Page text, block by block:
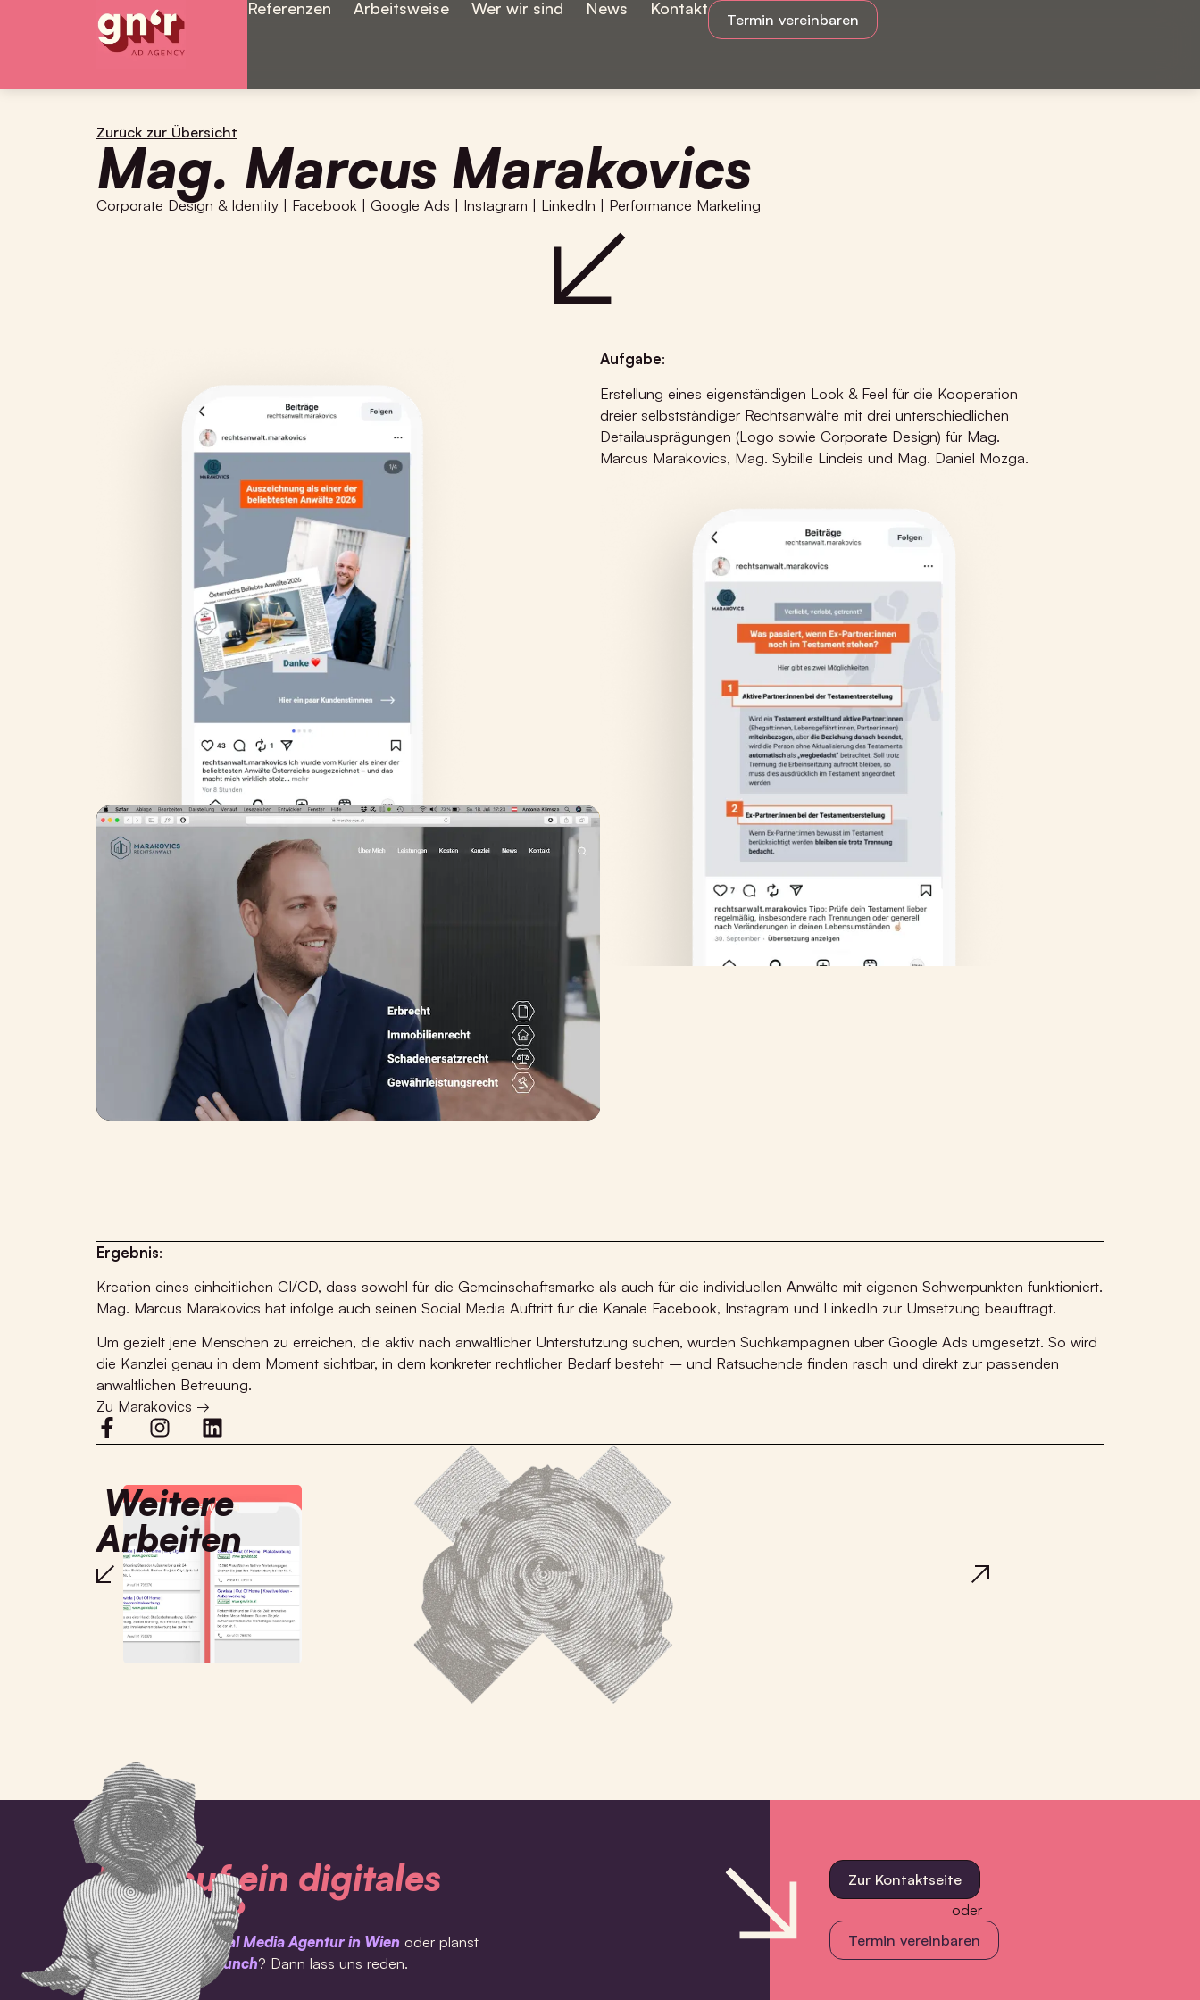
Referenzen Arbeitsweise Wer wir sind News Kontakt
Termin vereinbaren
Zurück zur Übersicht
Mag. Marcus Marakovics
Corporate Design & Identity| Facebook| Google Ads | Instagram | LinkedIn | Performance Marketing
Aufgabe:
Erstellung eines eigenständigen Look & Feel für die Kooperation
dreier selbstständiger Rechtsanwälte mit drei unterschiedlichen
Detailausprägungen (Logo sowie Corporate Design) für Mag.
Marcus Marakovics, Mag. Sybille Lindeis und Mag. Daniel Mozga.
Ergebnis:
Kreation eines einheitlichen CI/CD, dass sowohl für die Gemeinschaftsmarke als auch für die individuellen Anwälte mit eigenen Schwerpunkten funktioniert.
Mag. Marcus Marakovics hat infolge auch seinen Social Media Auftritt für die Kanäle Facebook, Instagram und LinkedIn zur Umsetzung beauftragt.
Um gezielt jene Menschen zu erreichen, die aktiv nach anwaltlicher Unterstützung suchen, wurden Suchkampagnen über Google Ads umgesetzt. So wird
die Kanzlei genau in dem Moment sichtbar, in dem konkreter rechtlicher Bedarf besteht – und Ratsuchende finden rasch und direkt zur passenden
anwaltlichen Betreuung.
Zu Marakovics →
Gewista
Weitere
Arbeiten
Lust auf ein digitales
Refresh?
Du suchst eineSocial Media Agentur in Wienoder planst
einenWebsite Relaunch? Dann lass uns reden.
Zur Kontaktseite
oder
Termin vereinbaren